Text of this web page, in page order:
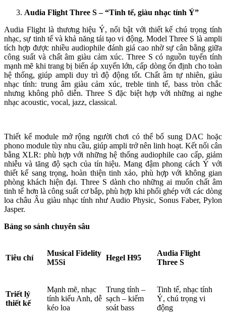
Audia Flight Three S – “Tinh tế, giàu nhạc tính Ý”
Audia Flight là thương hiệu Ý, nổi bật với thiết kế chú trọng tính
nhạc, sự tinh tế và khả năng tái tạo vi động. Model Three S là ampli
tích hợp được nhiều audiophile đánh giá cao nhờ sự cân bằng giữa
công suất và chất âm giàu cảm xúc. Three S có nguồn tuyến tính
mạnh mẽ khi trang bị biến áp xuyến lớn, cấp dòng ổn định cho toàn
hệ thống, giúp ampli duy trì độ động tốt. Chất âm tự nhiên, giàu
nhạc tính: trung âm giàu cảm xúc, treble tinh tế, bass tròn chắc
nhưng không phô diễn. Three S đặc biệt hợp với những ai nghe
nhạc acoustic, vocal, jazz, classical.
Thiết kế module mở rộng người chơi có thể bổ sung DAC hoặc
phono module tùy nhu cầu, giúp ampli trở nên linh hoạt. Kết nối cân
bằng XLR: phù hợp với những hệ thống audiophile cao cấp, giảm
nhiễu và tăng độ sạch của tín hiệu. Mang đậm phong cách Ý với
thiết kế sang trọng, hoàn thiện tinh xảo, phù hợp với không gian
phòng khách hiện đại. Three S dành cho những ai muốn chất âm
tinh tế hơn là công suất cơ bắp, phù hợp khi phối ghép với các dòng
loa châu Âu giàu nhạc tính như Audio Physic, Sonus Faber, Pylon
Jasper.
Bảng so sánh chuyên sâu
Tiêu chí
Musical Fidelity
M5Si
Hegel H95
Audia Flight
Three S
Triết lý
thiết kế
Mạnh mẽ, nhạc
tính kiểu Anh, dễ
kéo loa
Trung tính –
sạch – kiểm
soát bass
Tinh tế, nhạc tính
Ý, chú trọng vi
động